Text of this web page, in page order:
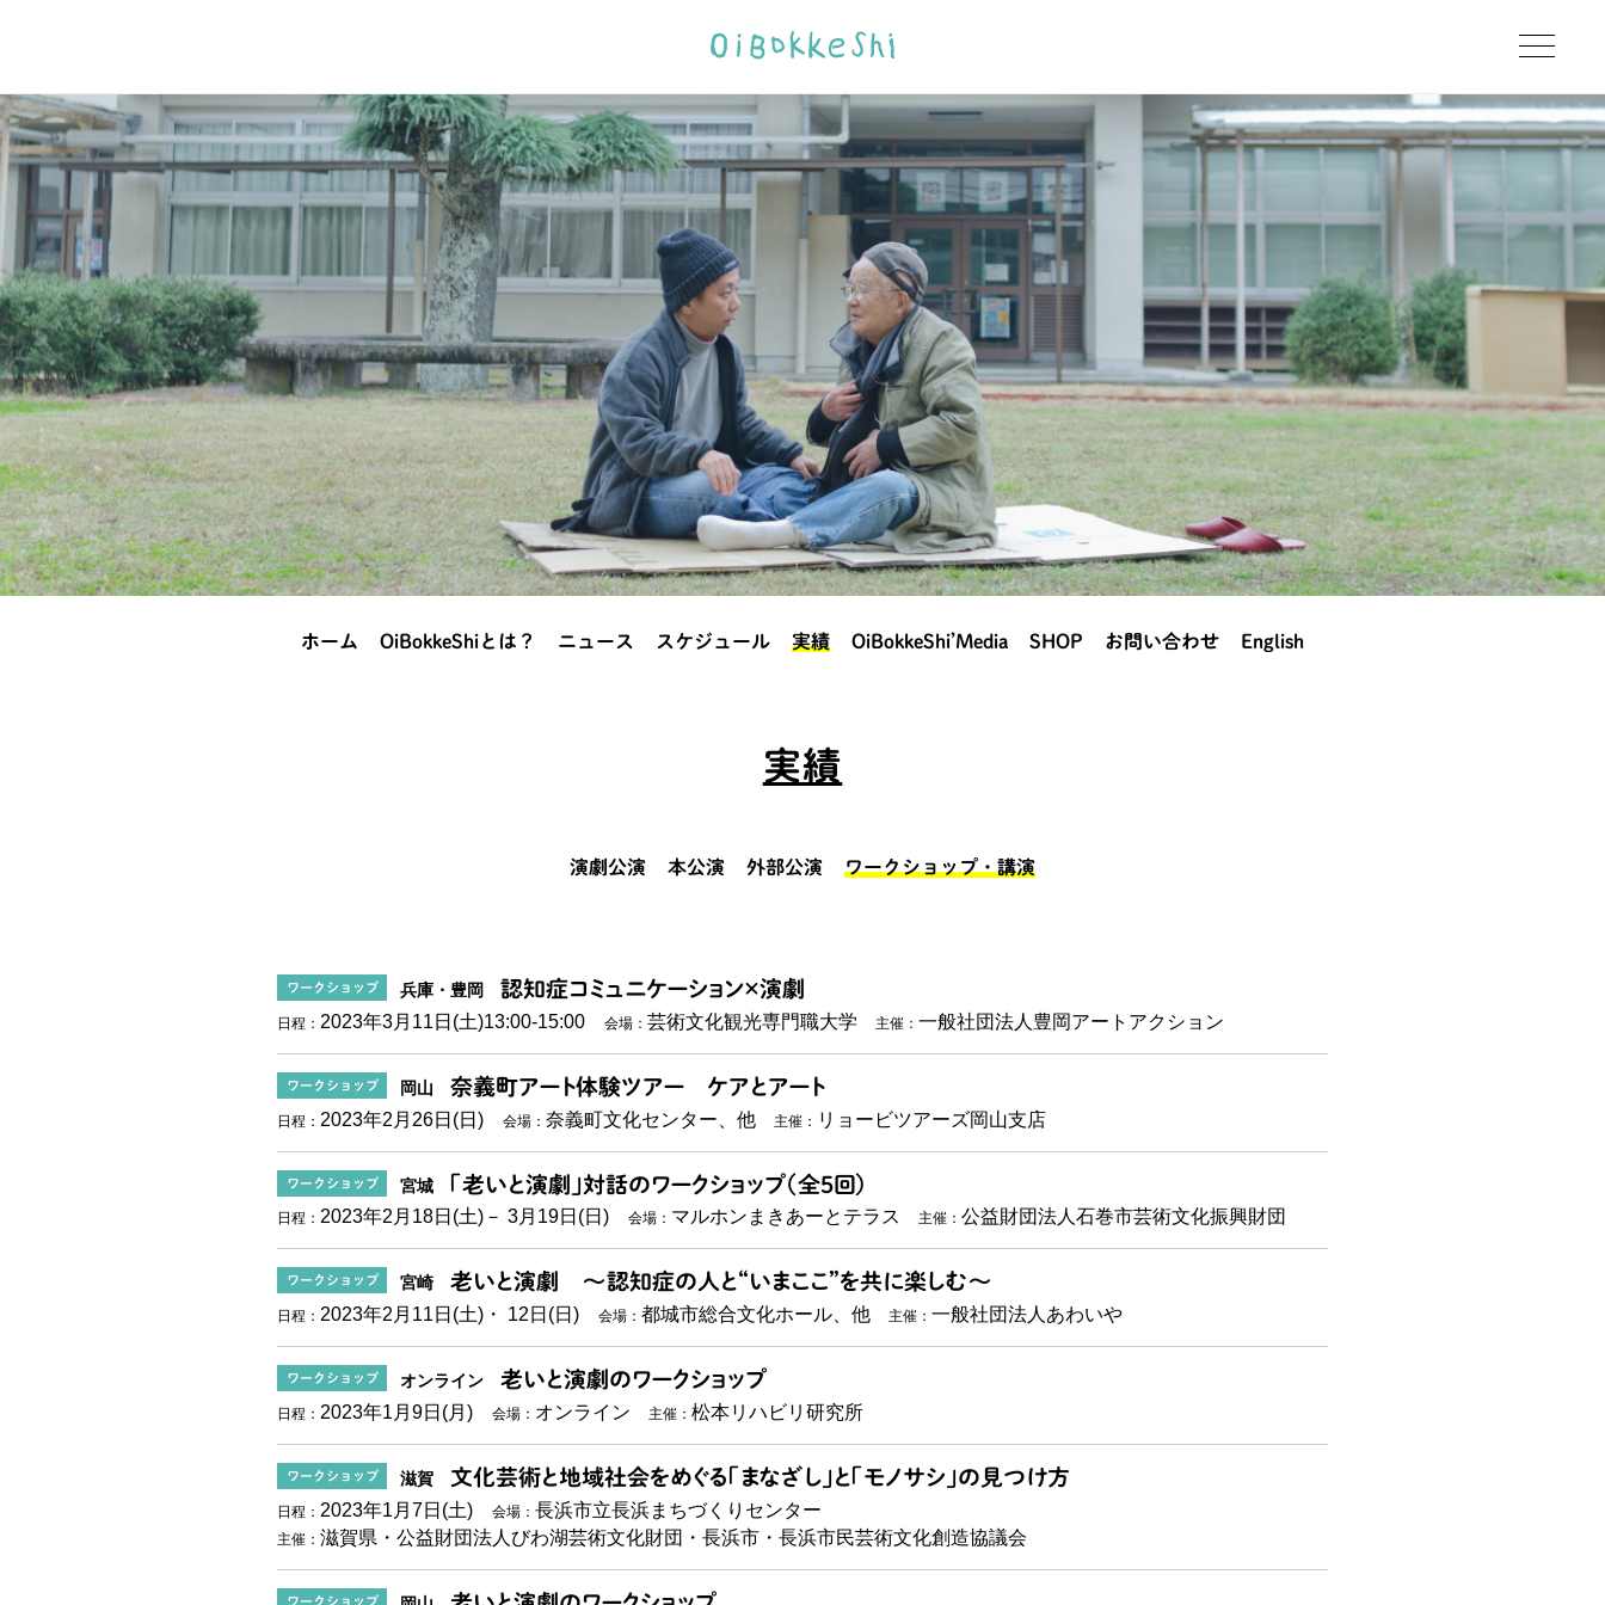
ホーム OiBokkeShiとは？ ニュース スケジュール 実績 OiBokkeShi’Media SHOP お問い合わせ English
実績
演劇公演 本公演 外部公演 ワークショップ・講演
ワークショップ 兵庫・豊岡 認知症コミュニケーション×演劇
日程： 2023年3月11日(土)13:00-15:00 会場： 芸術文化観光専門職大学 主催： 一般社団法人豊岡アートアクション
ワークショップ 岡山 奈義町アート体験ツアー ケアとアート
日程： 2023年2月26日(日) 会場： 奈義町文化センター、他 主催： リョービツアーズ岡山支店
ワークショップ 宮城 「老いと演劇」対話のワークショップ（全5回）
日程： 2023年2月18日(土) － 3月19日(日) 会場： マルホンまきあーとテラス 主催： 公益財団法人石巻市芸術文化振興財団
ワークショップ
講演
宮崎 老いと演劇 〜認知症の人と“いまここ”を共に楽しむ〜
日程： 2023年2月11日(土) ・ 12日(日) 会場： 都城市総合文化ホール、他 主催： 一般社団法人あわいや
ワークショップ オンライン 老いと演劇のワークショップ
日程： 2023年1月9日(月) 会場： オンライン 主催： 松本リハビリ研究所
ワークショップ 滋賀 文化芸術と地域社会をめぐる「まなざし」と「モノサシ」の見つけ方
日程： 2023年1月7日(土) 会場： 長浜市立長浜まちづくりセンター
主催： 滋賀県・公益財団法人びわ湖芸術文化財団・長浜市・長浜市民芸術文化創造協議会
ワークショップ